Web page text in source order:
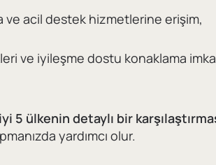
ve acil destek hizmetlerine erişim,
ve iyileşme dostu konaklama
5 ülkenin detaylı bir
yardımcı olur.